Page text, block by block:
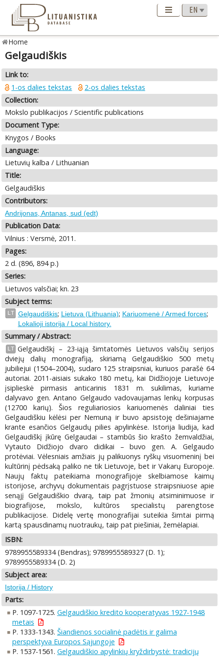
Home
Gelgaudiškis
Link to:
1-os dalies tekstas
2-os dalies tekstas
Collection:
Mokslo publikacijos / Scientific publications
Document Type:
Knygos / Books
Language:
Lietuvių kalba / Lithuanian
Title:
Gelgaudiškis
Contributors:
Andrijonas, Antanas, sud (edt)
Publication Data:
Vilnius : Versmė, 2011.
Pages:
2 d. (896, 894 p.)
Series:
Lietuvos valsčiai; kn. 23
Subject terms:
LT Gelgaudiškis; Lietuva (Lithuania); Kariuomenė / Armed forces;
Lokalioji istorija / Local history.
Summary / Abstract:
LT Gelgaudiškį – 23-iąją šimtatomės Lietuvos valsčių serijos
dviejų dalių monografiją, skiriamą Gelgaudiškio 500 metų
jubiliejui (1504–2004), sudaro 125 straipsniai, kuriuos parašė 64
autoriai. 2011-aisiais sukako 180 metų, kai Didžiojoje Lietuvoje
įsiplieskė pirmasis anticarinis 1831 m. sukilimas, kuriame
dalyvavo gen. Antano Gelgaudo vadovaujamas lenkų korpusas
(12700 karių). Šios reguliariosios kariuomenės daliniai ties
Gelgaudiškiu kėlėsi per Nemuną ir buvo apsistoję dešiniajame
krante esančios Gelgaudų pilies apylinkėse. Istorija liudija, kad
Gelgaudiškį įkūrę Gelgaudai – stambūs šio krašto žemvaldžiai,
Vytauto Didžiojo dvaro didikai – buvo gen. A. Gelgaudo
protėviai. Vėlesniais amžiais jų palikuonys ryškų visuomeninį bei
kultūrinį pėdsaką paliko ne tik Lietuvoje, bet ir Vakarų Europoje.
Naujų faktų pateikiama monografijoje skelbiamose kaimų
istorijose, archyvų dokumentais pagrįstuose straipsniuose apie
senąjį Gelgaudiškio dvarą, taip pat žmonių atsiminimuose ir
biografijose, mokslo, kultūros specialistų parengtose
publikacijose. Didelę vertę monografijai suteikia šimtai pirmą
kartą spausdinamų nuotraukų, taip pat piešiniai, žemėlapiai.
ISBN:
9789955589334 (Bendras); 9789955589327 (D. 1);
9789955589334 (D. 2)
Subject area:
Istorija / History
Parts:
P. 1097-1725. Gelgaudiškio kredito kooperatyvas 1927-1948
metais
P. 1333-1343. Šiandienos socialinė padėtis ir galima
perspektyva Europos Sąjungoje
P. 1537-1561. Gelgaudiškio apylinkių kryždirbystė: tradicijų